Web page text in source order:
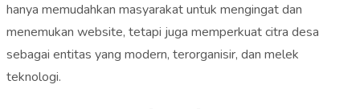
hanya memudahkan masyarakat untuk mengingat dan
menemukan website, tetapi juga memperkuat citra desa
sebagai entitas yang modern, terorganisir, dan melek
teknologi.